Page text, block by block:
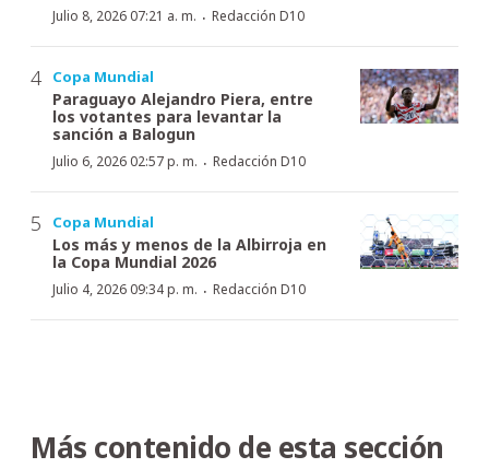
Julio 8, 2026 07:21 a. m. · Redacción D10
Copa Mundial
Paraguayo Alejandro Piera, entre
los votantes para levantar la
sanción a Balogun
Julio 6, 2026 02:57 p. m. · Redacción D10
Copa Mundial
Los más y menos de la Albirroja en
la Copa Mundial 2026
Julio 4, 2026 09:34 p. m. · Redacción D10
Más contenido de esta sección